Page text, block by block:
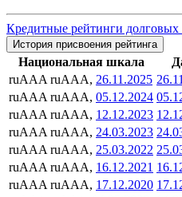
Кредитные рейтинги долговых
История присвоения рейтинга
Национальная шкала
ruAAA ruAAA, 26.11.2025
ruAAA ruAAA, 05.12.2024
ruAAA ruAAA, 12.12.2023
ruAAA ruAAA, 24.03.2023
ruAAA ruAAA, 25.03.2022
ruAAA ruAAA, 16.12.2021
ruAAA ruAAA, 17.12.2020